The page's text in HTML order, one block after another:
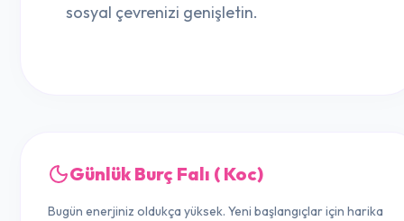
sosyal çevrenizi genişletin.
Günlük Burç Falı ( Koc)
Bugün enerjiniz oldukça yüksek. Yeni başlangıçlar için harika